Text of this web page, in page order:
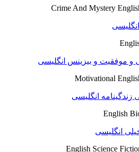
Crime And Mystery
و موفقیت و بیزینس انگلیسی
Motivational
زندگینامه انگلیسی
English
انگلیسی
English Science